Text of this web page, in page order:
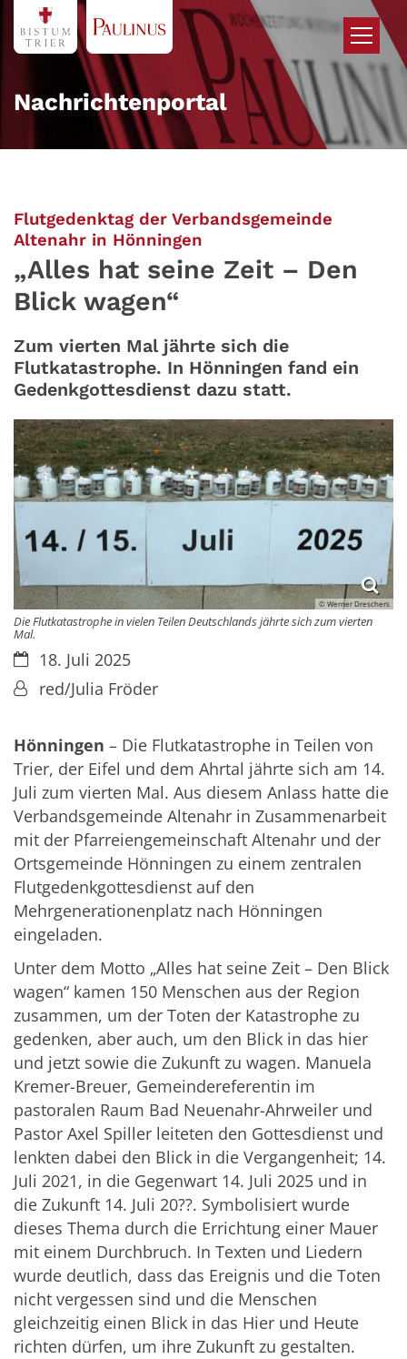
Zum Inhalt springen
Nachrichtenportal
Flutgedenktag der Verbandsgemeinde
Altenahr in Hönningen
„Alles hat seine Zeit – Den
Blick wagen“
Zum vierten Mal jährte sich die
Flutkatastrophe. In Hönningen fand ein
Gedenkgottesdienst dazu statt.
© Werner Dreschers
Die Flutkatastrophe in vielen Teilen Deutschlands jährte sich zum vierten
Mal.
Datum:18. Juli 2025
Von:red/Julia Fröder
Hönningen – Die Flutkatastrophe in Teilen von
Trier, der Eifel und dem Ahrtal jährte sich am 14.
Juli zum vierten Mal. Aus diesem Anlass hatte die
Verbandsgemeinde Altenahr in Zusammenarbeit
mit der Pfarreiengemeinschaft Altenahr und der
Ortsgemeinde Hönningen zu einem zentralen
Flutgedenkgottesdienst auf den
Mehrgenerationenplatz nach Hönningen
eingeladen.
Unter dem Motto „Alles hat seine Zeit – Den Blick
wagen“ kamen 150 Menschen aus der Region
zusammen, um der Toten der Katastrophe zu
gedenken, aber auch, um den Blick in das hier
und jetzt sowie die Zukunft zu wagen. Manuela
Kremer-Breuer, Gemeindereferentin im
pastoralen Raum Bad Neuenahr-Ahrweiler und
Pastor Axel Spiller leiteten den Gottesdienst und
lenkten dabei den Blick in die Vergangenheit; 14.
Juli 2021, in die Gegenwart 14. Juli 2025 und in
die Zukunft 14. Juli 20??. Symbolisiert wurde
dieses Thema durch die Errichtung einer Mauer
mit einem Durchbruch. In Texten und Liedern
wurde deutlich, dass das Ereignis und die Toten
nicht vergessen sind und die Menschen
gleichzeitig einen Blick in das Hier und Heute
richten dürfen, um ihre Zukunft zu gestalten.